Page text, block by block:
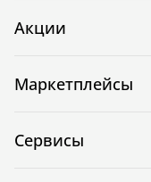
Акции
Маркетплейсы
Сервисы